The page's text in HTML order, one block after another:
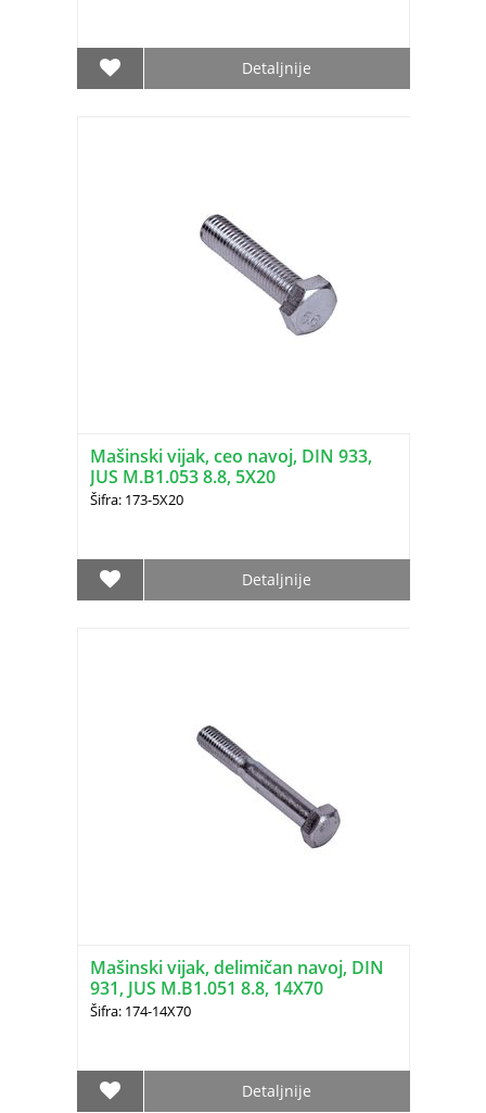
Detaljnije
Mašinski vijak, ceo navoj, DIN 933,
JUS M.B1.053 8.8, 5X20
Šifra: 173-5X20
Detaljnije
Mašinski vijak, delimičan navoj, DIN
931, JUS M.B1.051 8.8, 14X70
Šifra: 174-14X70
Detaljnije